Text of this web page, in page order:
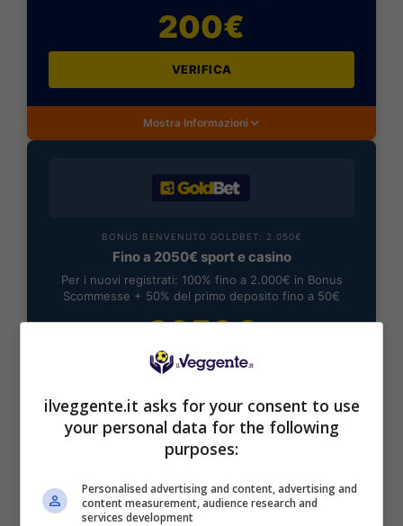
200€
VERIFICA
Mostra Informazioni
BONUS BENVENUTO GOLDBET: 2.050€
Fino a 2050€ sport e casino
Per i nuovi registrati: 100% fino a 2.000€ in Bonus
Scommesse + 50% del primo deposito fino a 50€
2050€
VERIFICA
Mostra Informazioni
ilveggente.it asks for your consent to use
your personal data for the following
purposes:
Personalised advertising and content, advertising and
content measurement, audience research and
services development